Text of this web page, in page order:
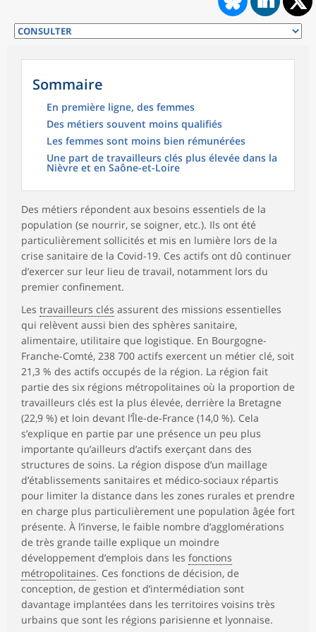
Sommaire
En première ligne, des femmes
Des métiers souvent moins qualifiés
Les femmes sont moins bien rémunérées
Une part de travailleurs clés plus élevée dans la
Nièvre et en Saône-et-Loire
Des métiers répondent aux besoins essentiels de la
population (se nourrir, se soigner, etc.). Ils ont été
particulièrement sollicités et mis en lumière lors de la
crise sanitaire de la Covid-19. Ces actifs ont dû continuer
d’exercer sur leur lieu de travail, notamment lors du
premier confinement.
Les travailleurs clés assurent des missions essentielles
qui relèvent aussi bien des sphères sanitaire,
alimentaire, utilitaire que logistique. En Bourgogne-
Franche-Comté, 238 700 actifs exercent un métier clé, soit
21,3 % des actifs occupés de la région. La région fait
partie des six régions métropolitaines où la proportion de
travailleurs clés est la plus élevée, derrière la Bretagne
(22,9 %) et loin devant l’Île-de-France (14,0 %). Cela
s’explique en partie par une présence un peu plus
importante qu’ailleurs d’actifs exerçant dans des
structures de soins. La région dispose d’un maillage
d’établissements sanitaires et médico-sociaux répartis
pour limiter la distance dans les zones rurales et prendre
en charge plus particulièrement une population âgée fort
présente. À l’inverse, le faible nombre d’agglomérations
de très grande taille explique un moindre
développement d’emplois dans les fonctions
métropolitaines. Ces fonctions de décision, de
conception, de gestion et d’intermédiation sont
davantage implantées dans les territoires voisins très
urbains que sont les régions parisienne et lyonnaise.